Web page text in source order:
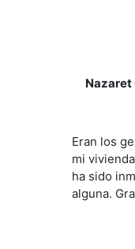
Nazaret
Eran los
mi
ha sido
alguna.